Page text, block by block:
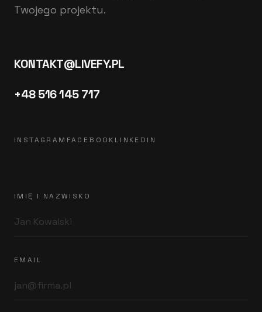
Twojego projektu.
KONTAKT@LIVEFY.PL
+48 516 145 717
INSTAGRAM FACEBOOK LINKEDIN
IMIĘ I NAZWISKO
EMAIL